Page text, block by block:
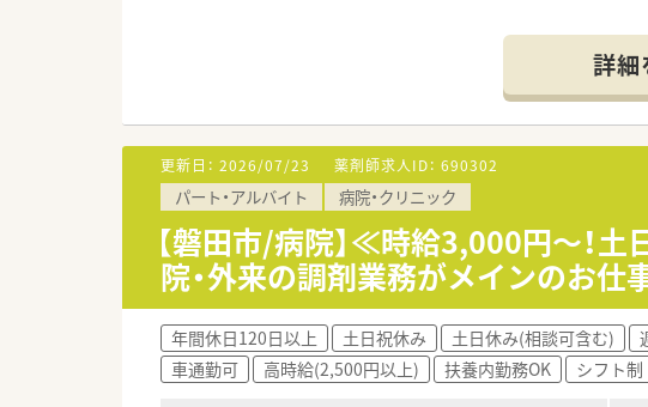
■千葉県を中心に展開する調剤薬局グループ
■無理な出店を行わず、門前医療機関との
■産休育休の取得率は100％を誇り、男性の
【職場環境と雰囲気】
■店舗は2階建ての広々とした作りで、清潔
■管理薬剤師を含めコミュニケーションが
■待合室も広くゆったりとしており、患者様
【想定されるモデル年収】
■30代の経験者モデルで年収500万円から
■評価制度により最大で年間7ヶ月分の賞与
■残業代は1分単位で支給されるほか、住宅
詳細
更新日： 2026/07/23 薬剤師求人ID： 690302
パート・アルバイト 病院・クリニック
【磐田市/病院】≪時給3,000円～！
院・外来の調剤業務がメインのお仕
年間休日120日以上 土日祝休み 土日休み(相談可含む)
車通勤可
高時給(2,500円以上) 扶養内勤務OK シフト制